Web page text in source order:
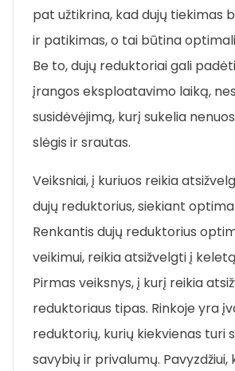
pat užtikrina, kad dujų tiekimas
ir patikimas, o tai būtina
Be to, dujų reduktoriai gali
įrangos eksploatavimo laiką,
susidėvėjimą, kurį sukelia
slėgis ir srautas.
Veiksniai, į kuriuos reikia
dujų reduktorius, siekiant
Renkantis dujų reduktorius
veikimui, reikia atsižvelgti į
Pirmas veiksnys, į kurį reikia
reduktoriaus tipas. Rinkoje yra
reduktorių, kurių kiekvienas turi
savybių ir privalumų. Pavyzdžiui,